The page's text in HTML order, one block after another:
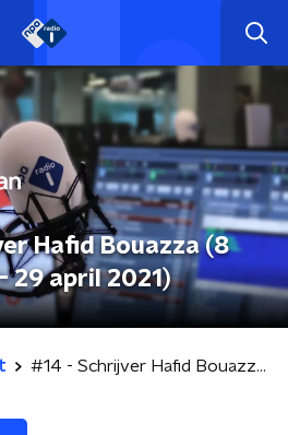
Hafid Bouazza (8
29 april 2021)
#14 - Schrijver Hafid Bouazza (8 maart 1970 - 29 april 2021)